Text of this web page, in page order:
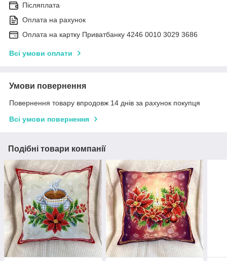
Післяплата
Оплата на рахунок
Оплата на картку Приватбанку 4246 0010 3029 3686
Всі умови оплати
Умови повернення
Повернення товару впродовж 14 днів за рахунок покупця
Всі умови повернення
Подібні товари компанії